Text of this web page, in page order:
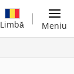
Limbă Meniu